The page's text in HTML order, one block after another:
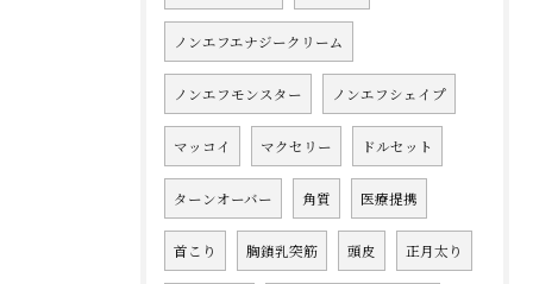
ノンエフエナジークリーム
ノンエフモンスター ノンエフシェイプ
マッコイ マクセリー ドルセット
ターンオーバー 角質 医療提携
首こり 胸鎖乳突筋 頭皮 正月太り